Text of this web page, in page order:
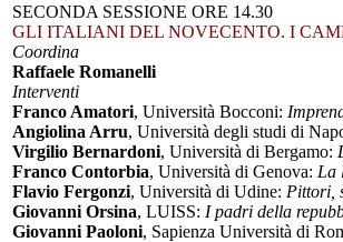
SECONDA SESSIONE ORE 14.30
GLI ITALIANI DEL NOVECENTO. I
Coordina
Raffaele Romanelli
Interventi
Franco Amatori, Università Bocconi:
Angiolina Arru, Università degli studi di
Virgilio Bernardoni, Università di Bergamo:
Franco Contorbia, Università di Genova: La
Flavio Fergonzi, Università di Udine: Pittori,
Giovanni Orsina, LUISS: I padri della
Giovanni Paoloni, Sapienza Università di